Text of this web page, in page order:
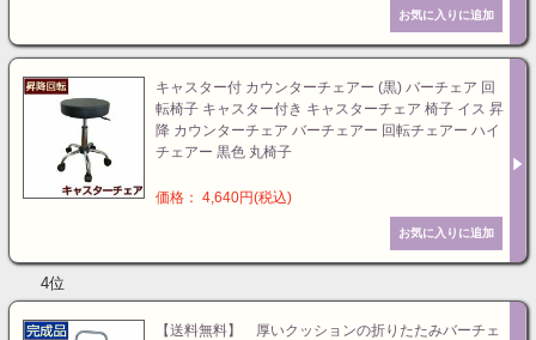
キャスター付 カウンターチェアー (黒) バーチェア 回
転椅子 キャスター付き キャスターチェア 椅子 イス 昇
降 カウンターチェア バーチェアー 回転チェアー ハイ
チェアー 黒色 丸椅子
価格： 4,640円(税込)
4位
【送料無料】 厚いクッションの折りたたみバーチェ